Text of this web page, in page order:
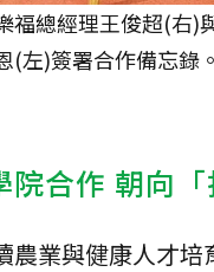
福總經理王俊超(右)
(左)簽署合作備忘錄
合作 朝向
農業與健康人才